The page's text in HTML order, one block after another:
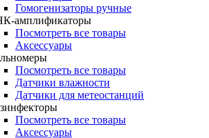
Гомогенизаторы ручные
амплификаторы
Посмотреть все товары
Аксессуары
Посмотреть все товары
Датчики влажности
Датчики для метеостанций
Посмотреть все товары
Аксессуары